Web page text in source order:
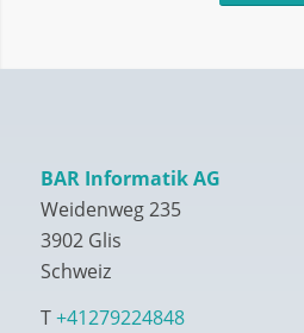
BAR Informatik AG
Weidenweg 235
3902 Glis
Schweiz
T+41279224848